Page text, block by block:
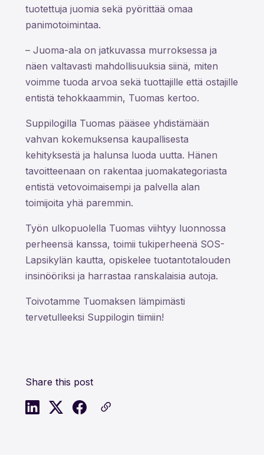
Share this post
tuotettuja juomia sekä pyörittää omaa
panimotoimintaa.
– Juoma-ala on jatkuvassa murroksessa ja
näen valtavasti mahdollisuuksia siinä, miten
voimme tuoda arvoa sekä tuottajille että ostajille
entistä tehokkaammin, Tuomas kertoo.
Suppilogilla Tuomas pääsee yhdistämään
vahvan kokemuksensa kaupallisesta
kehityksestä ja halunsa luoda uutta. Hänen
tavoitteenaan on rakentaa juomakategoriasta
entistä vetovoimaisempi ja palvella alan
toimijoita yhä paremmin.
Työn ulkopuolella Tuomas viihtyy luonnossa
perheensä kanssa, toimii tukiperheenä SOS-
Lapsikylän kautta, opiskelee tuotantotalouden
insinööriksi ja harrastaa ranskalaisia autoja.
Toivotamme Tuomaksen lämpimästi
tervetulleeksi Suppilogin tiimiin!